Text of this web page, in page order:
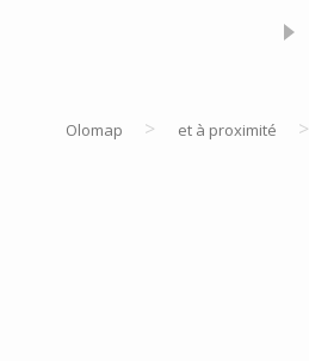
Olomap > et à proximité >